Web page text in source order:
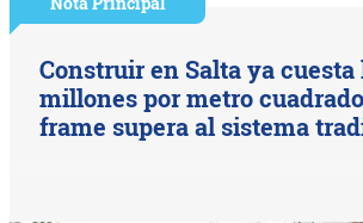
Construir en Salta ya cuesta
millones por metro
frame supera al sistema